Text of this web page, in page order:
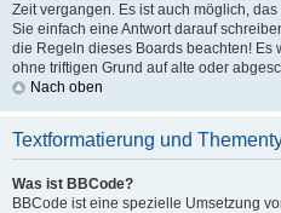
Zeit vergangen. Es ist auch möglich,
Sie einfach eine Antwort darauf
die Regeln dieses Boards beachten! Es
ohne triftigen Grund auf alte oder
Nach oben
Textformatierung und
Was ist BBCode?
BBCode ist eine spezielle Umsetzung